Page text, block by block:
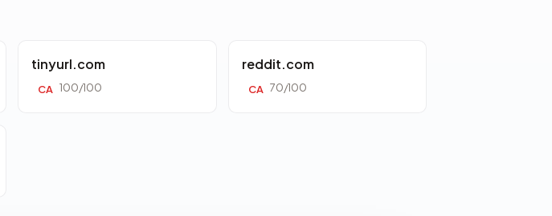
tinyurl.com
CA 100/100
reddit.com
CA 70/100